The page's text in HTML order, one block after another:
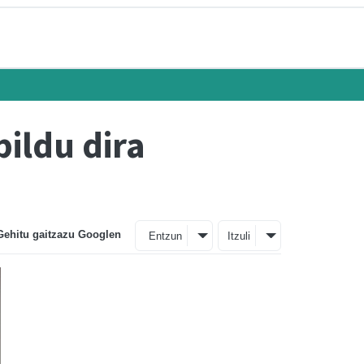
dira
gaitzazu Googlen Entzun Itzuli